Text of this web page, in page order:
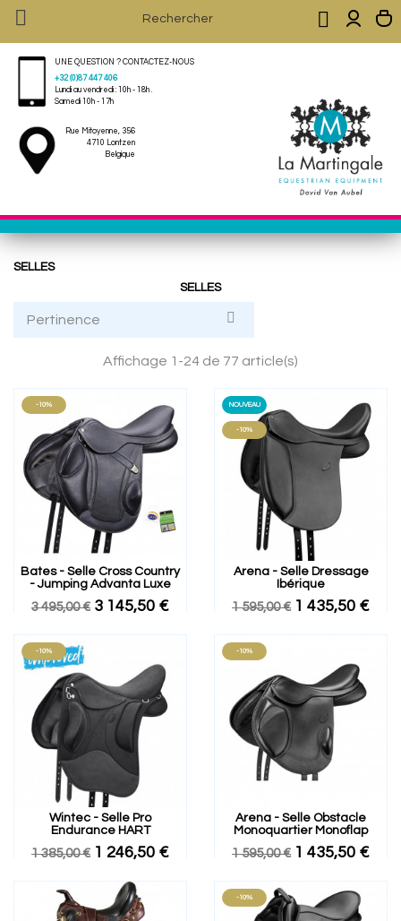
 
UNE QUESTION ? CONTACTEZ-NOUS
+32 (0)87 447 406
Lundi au vendredi : 10h - 18h .
Samedi 10h - 17h
Rue Mitoyenne, 356
4710 Lontzen
Belgique
SELLES
SELLES
Pertinence 
Affichage 1-24 de 77 article(s)
Bates - Selle Cross Country
- Jumping Advanta Luxe
3 495,00 € 3 145,50 €
-10%
Arena - Selle Dressage
Ibérique
1 595,00 € 1 435,50 €
NOUVEAU
-10%
Wintec - Selle Pro
Endurance HART
1 385,00 € 1 246,50 €
-10%
Arena - Selle Obstacle
Monoquartier Monoflap
1 595,00 € 1 435,50 €
-10%
-10%